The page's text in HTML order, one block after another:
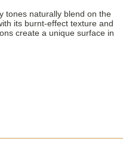
tones naturally blend on the
its burnt-effect texture and
create a unique surface in